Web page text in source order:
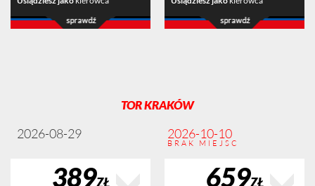
TOR KRAKÓW
2026-08-29 2026-10-10
BRAK MIEJSC
389ZŁ 659ZŁ